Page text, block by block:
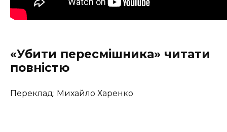
«Убити пересмішника» читати
повністю
Переклад: Михайло Харенко